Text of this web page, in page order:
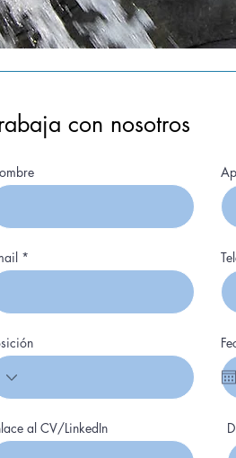
con nosotros
al CV/LinkedIn